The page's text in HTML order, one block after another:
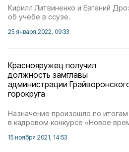
Кирилл Литвиненко и Евгений
об учёбе в ссузе.
25 января 2022, 09:33
Краснояружец получил
должность замглавы
администрации
горокруга
Назначение произошло по
в кадровом конкурсе «Новое
15 ноября 2021, 14:53